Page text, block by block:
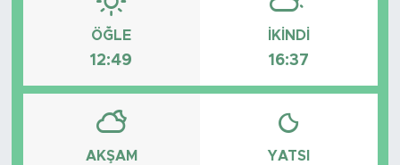
ÖĞLE
12:49
İKINDI
16:37
AKŞAM YATSI
Teknoloji
Politika